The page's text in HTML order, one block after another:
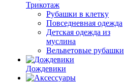
Трикотаж
Рубашки в клетку
Повседневная одежда
Детская одежда из
муслина
Вельветовые рубашки
Дождевики